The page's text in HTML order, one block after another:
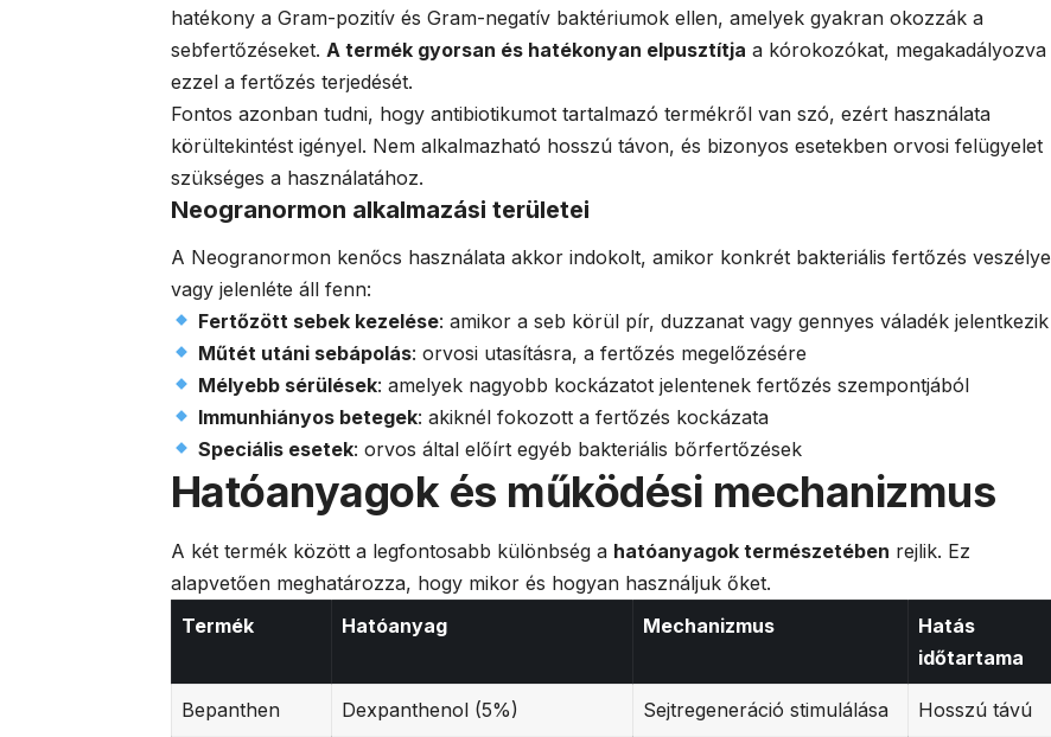
hatékony a Gram-pozitív és Gram-negatív baktériumok ellen, amelyek gyakran okozzák a
sebfertőzéseket. A termék gyorsan és hatékonyan elpusztítja a kórokozókat, megakadályozva
ezzel a fertőzés terjedését.
Fontos azonban tudni, hogy antibiotikumot tartalmazó termékről van szó, ezért használata
körültekintést igényel. Nem alkalmazható hosszú távon, és bizonyos esetekben orvosi felügyelet
szükséges a használatához.
Neogranormon alkalmazási területei
A Neogranormon kenőcs használata akkor indokolt, amikor konkrét bakteriális fertőzés veszélye
vagy jelenléte áll fenn:
Fertőzött sebek kezelése: amikor a seb körül pír, duzzanat vagy gennyes váladék jelentkezik
Műtét utáni sebápolás: orvosi utasításra, a fertőzés megelőzésére
Mélyebb sérülések: amelyek nagyobb kockázatot jelentenek fertőzés szempontjából
Immunhiányos betegek: akiknél fokozott a fertőzés kockázata
Speciális esetek: orvos által előírt egyéb bakteriális bőrfertőzések
Hatóanyagok és működési mechanizmus
A két termék között a legfontosabb különbség a hatóanyagok természetében rejlik. Ez
alapvetően meghatározza, hogy mikor és hogyan használjuk őket.
Termék
Hatóanyag Mechanizmus
Hatás
időtartama
Bepanthen Dexpanthenol (5%) Sejtregeneráció stimulálása Hosszú távú